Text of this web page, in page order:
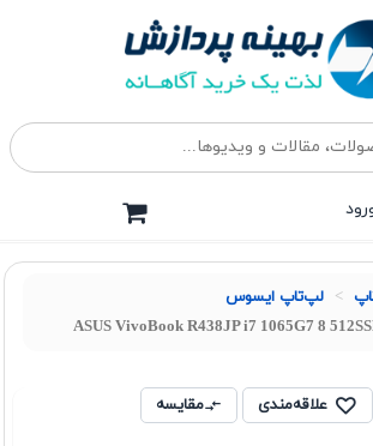
لپ‌تاپ ایسوس
ASUS VivoBook R438JP i7 1065G7 8
علاقه‌مندی مقایسه